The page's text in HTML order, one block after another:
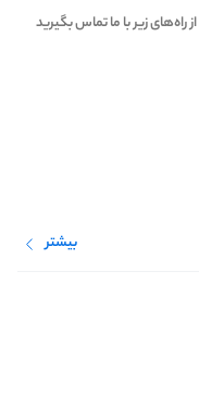
زیر با ما تماس بگیرید
بیشتر